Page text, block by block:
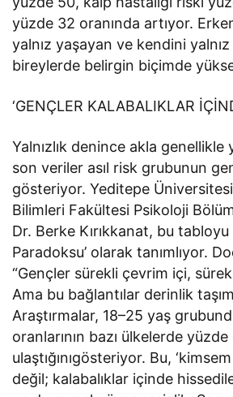
yüzde 32 oranında artıyor.
yalnız yaşayan ve kendini
bireylerde belirgin biçimde
‘GENÇLER KALABALIKLAR
Yalnızlık denince akla genellikle
son veriler asıl risk grubunun
gösteriyor. Yeditepe
Bilimleri Fakültesi Psikoloji
Dr. Berke Kırıkkanat, bu tabloyu
Paradoksu’ olarak tanımlıyor.
“Gençler sürekli çevrim içi,
Ama bu bağlantılar derinlik
Araştırmalar, 18–25 yaş
oranlarının bazı ülkelerde yüzde
ulaştığınıgösteriyor. Bu, ‘kimsem
değil; kalabalıklar içinde